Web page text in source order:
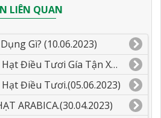
LIÊN QUAN
Gì? (10.06.2023)
Chuyên Cung Cấp Hạt Điều Tươi Gía Tận Xưởng.(05.06.2023)
Điều Tươi.(05.06.2023)
ARABICA.(30.04.2023)